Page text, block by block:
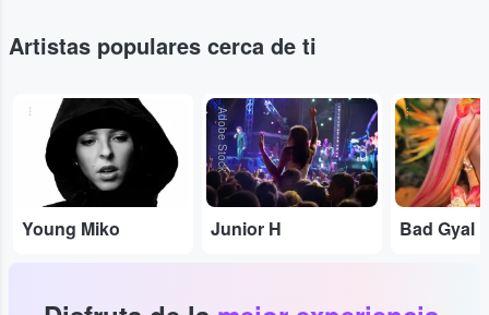
Artistas populares cerca de ti
...
Young Miko
Adobe Stock
Junior H
...
Bad Gyal